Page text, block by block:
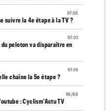
07:56
suivre la 4e étape à la TV ?
07:33
peloton va disparaître en
07:10
chaîne la 5e étape ?
06/08
: Cyclism'Actu TV